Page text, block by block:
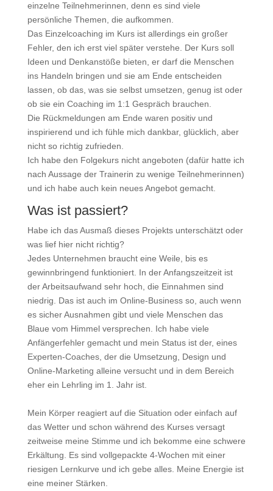
einzelne Teilnehmerinnen, denn es sind viele
persönliche Themen, die aufkommen.
Das Einzelcoaching im Kurs ist allerdings ein großer
Fehler, den ich erst viel später verstehe. Der Kurs soll
Ideen und Denkanstöße bieten, er darf die Menschen
ins Handeln bringen und sie am Ende entscheiden
lassen, ob das, was sie selbst umsetzen, genug ist oder
ob sie ein Coaching im 1:1 Gespräch brauchen.
Die Rückmeldungen am Ende waren positiv und
inspirierend und ich fühle mich dankbar, glücklich, aber
nicht so richtig zufrieden.
Ich habe den Folgekurs nicht angeboten (dafür hatte ich
nach Aussage der Trainerin zu wenige Teilnehmerinnen)
und ich habe auch kein neues Angebot gemacht.
Was ist passiert?
Habe ich das Ausmaß dieses Projekts unterschätzt oder
was lief hier nicht richtig?
Jedes Unternehmen braucht eine Weile, bis es
gewinnbringend funktioniert. In der Anfangszeitzeit ist
der Arbeitsaufwand sehr hoch, die Einnahmen sind
niedrig. Das ist auch im Online-Business so, auch wenn
es sicher Ausnahmen gibt und viele Menschen das
Blaue vom Himmel versprechen. Ich habe viele
Anfängerfehler gemacht und mein Status ist der, eines
Experten-Coaches, der die Umsetzung, Design und
Online-Marketing alleine versucht und in dem Bereich
eher ein Lehrling im 1. Jahr ist.
Mein Körper reagiert auf die Situation oder einfach auf
das Wetter und schon während des Kurses versagt
zeitweise meine Stimme und ich bekomme eine schwere
Erkältung. Es sind vollgepackte 4-Wochen mit einer
riesigen Lernkurve und ich gebe alles. Meine Energie ist
eine meiner Stärken.